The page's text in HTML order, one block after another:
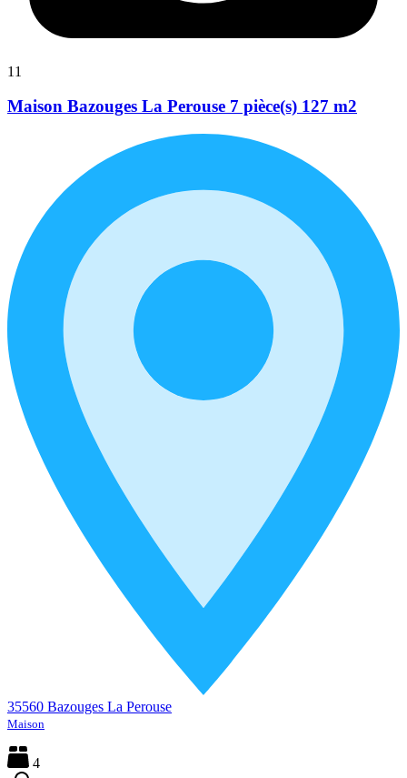
11
Maison Bazouges La Perouse 7 pièce(s) 127 m2
35560 Bazouges La Perouse
Maison
4